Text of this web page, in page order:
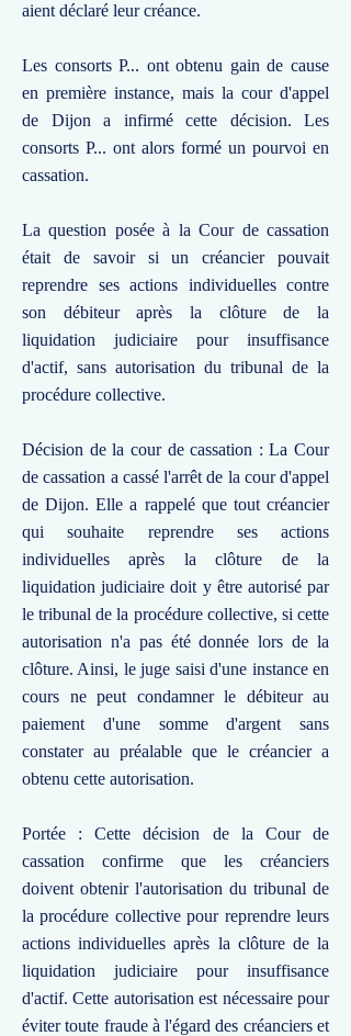
aient déclaré leur créance.
Les consorts P... ont obtenu gain de cause
en première instance, mais la cour d'appel
de Dijon a infirmé cette décision. Les
consorts P... ont alors formé un pourvoi en
cassation.
La question posée à la Cour de cassation
était de savoir si un créancier pouvait
reprendre ses actions individuelles contre
son débiteur après la clôture de la
liquidation judiciaire pour insuffisance
d'actif, sans autorisation du tribunal de la
procédure collective.
Décision de la cour de cassation : La Cour
de cassation a cassé l'arrêt de la cour d'appel
de Dijon. Elle a rappelé que tout créancier
qui souhaite reprendre ses actions
individuelles après la clôture de la
liquidation judiciaire doit y être autorisé par
le tribunal de la procédure collective, si cette
autorisation n'a pas été donnée lors de la
clôture. Ainsi, le juge saisi d'une instance en
cours ne peut condamner le débiteur au
paiement d'une somme d'argent sans
constater au préalable que le créancier a
obtenu cette autorisation.
Portée : Cette décision de la Cour de
cassation confirme que les créanciers
doivent obtenir l'autorisation du tribunal de
la procédure collective pour reprendre leurs
actions individuelles après la clôture de la
liquidation judiciaire pour insuffisance
d'actif. Cette autorisation est nécessaire pour
éviter toute fraude à l'égard des créanciers et